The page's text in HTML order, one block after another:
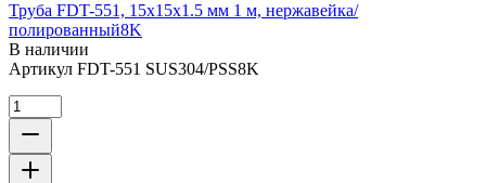
Труба FDT-551, 15х15х1.5 мм 1 м, нержавейка/
полированный8K
В наличии
Артикул FDT-551 SUS304/PSS8K